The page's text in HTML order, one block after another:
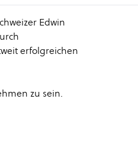
Edwin
erfolgreichen
zu sein.